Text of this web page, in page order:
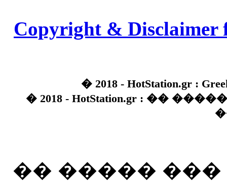
Copyright & Disclaimer
� 2018 - HotStation.gr :
� 2018 - HotStation.gr : ��
�� �����